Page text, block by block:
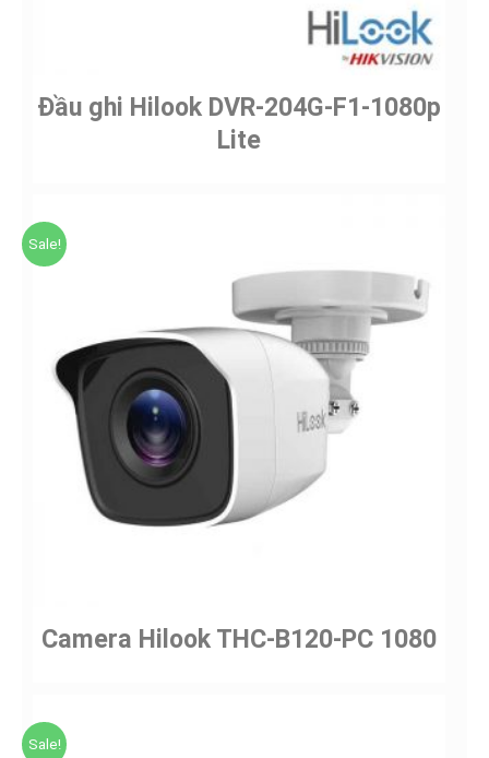
Đầu ghi Hilook DVR-204G-F1-1080p
Lite
Sale!
Camera Hilook THC-B120-PC 1080
Sale!